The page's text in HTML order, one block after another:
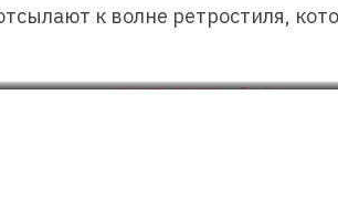
к волне ретростиля,
2MOOD, 38 980 рублей